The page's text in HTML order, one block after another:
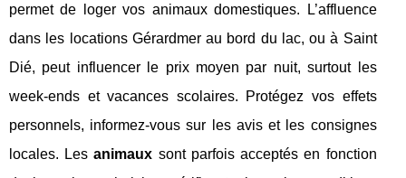
permet de loger vos animaux domestiques. L’affluence
dans les locations Gérardmer au bord du lac, ou à Saint
Dié, peut influencer le prix moyen par nuit, surtout les
week-ends et vacances scolaires. Protégez vos effets
personnels, informez-vous sur les avis et les consignes
locales. Lesanimaux sont parfois acceptés en fonction